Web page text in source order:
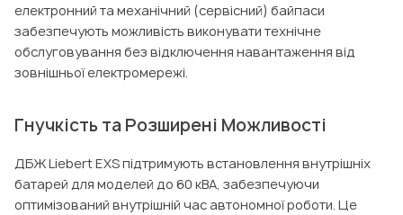
електронний та механічний (сервісний) байпаси
забезпечують можливість виконувати технічне
обслуговування без відключення навантаження від
зовнішньої електромережі.
Гнучкість та Розширені Можливості
ДБЖ Liebert EXS підтримують встановлення внутрішніх
батарей для моделей до 60 кВА, забезпечуючи
оптимізований внутрішній час автономної роботи. Це